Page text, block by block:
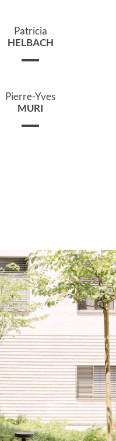
Patricia
HELBACH
Pierre-Yves
MURI